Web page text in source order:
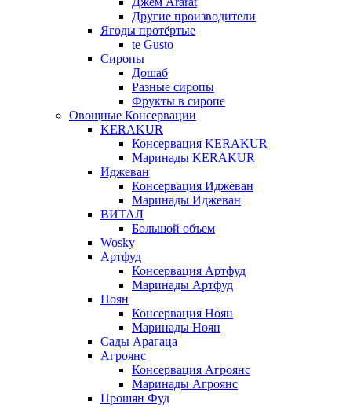
Другие производители
Ягоды протёртые
te Gusto
Сиропы
Дошаб
Разные сиропы
Фрукты в сиропе
Овощные Консервации
KERAKUR
Консервация KERAKUR
Маринады KERAKUR
Иджеван
Консервация Иджеван
Маринады Иджеван
ВИТАЛ
Большой объем
Wosky
Артфуд
Консервация Артфуд
Маринады Артфуд
Ноян
Консервация Ноян
Маринады Ноян
Сады Арагаца
Агроянс
Консервация Агроянс
Маринады Агроянс
Прошян Фуд